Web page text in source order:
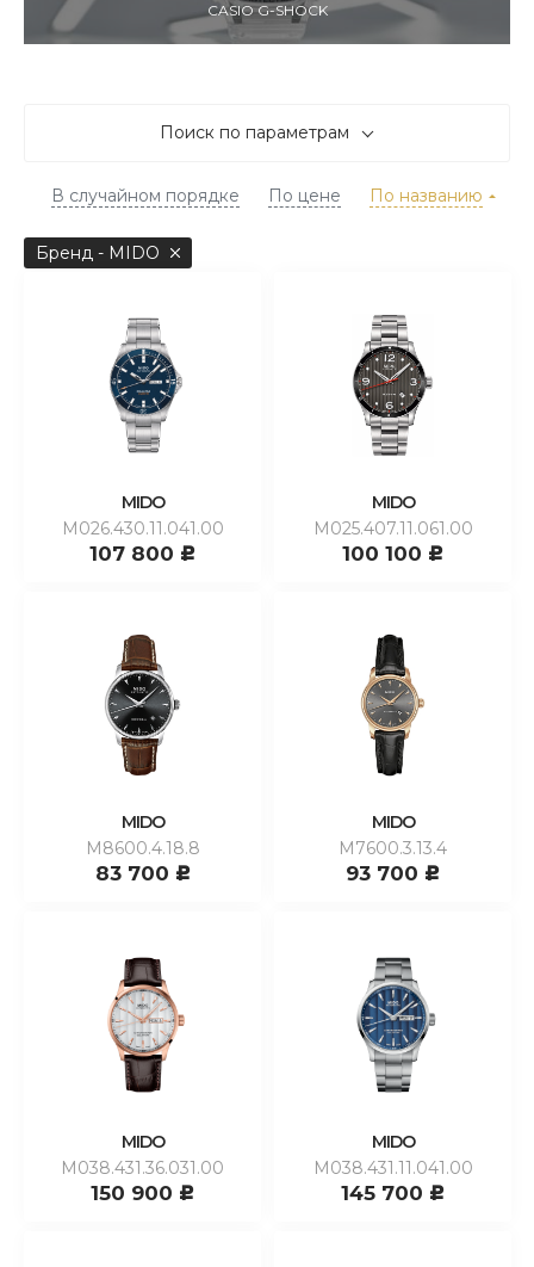
CASIO G-SHOCK
Поиск по параметрам
В случайном порядке По цене По названию
Бренд - MIDO
MIDO
M026.430.11.041.00
107 800 c
MIDO
M025.407.11.061.00
100 100 c
MIDO
M8600.4.18.8
83 700 c
MIDO
M7600.3.13.4
93 700 c
MIDO
M038.431.36.031.00
150 900 c
MIDO
M038.431.11.041.00
145 700 c